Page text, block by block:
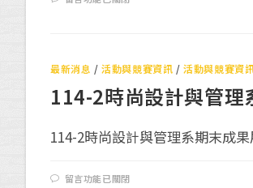
最新消息 /活動與競賽資訊 /活動與競賽資
114-2時尚設計與管理
114-2時尚設計與管理系期末成
留言功能已關閉